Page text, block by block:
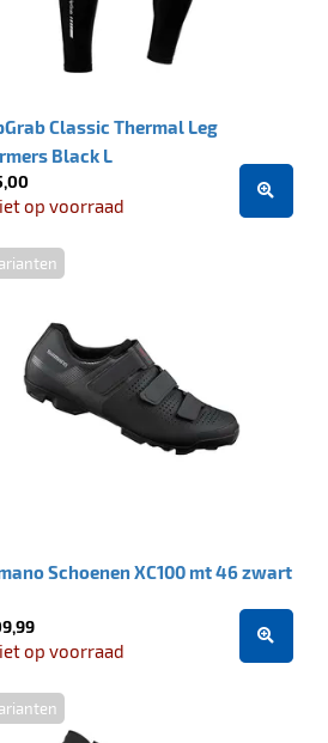
Classic Thermal Leg
Black L
op voorraad
Schoenen XC100 mt 46 zwart
op voorraad